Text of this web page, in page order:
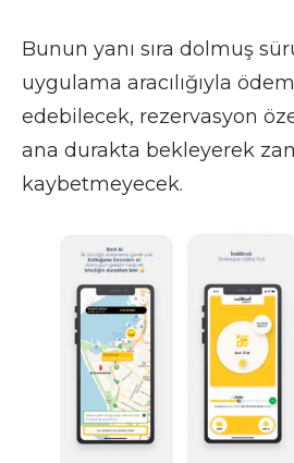
Bunun yanı sıra dolmuş
uygulama aracılığıyla
edebilecek, rezervasyon
ana durakta bekleyerek
kaybetmeyecek.